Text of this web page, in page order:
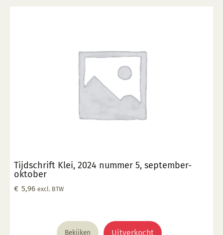
Tijdschrift Klei, 2024 nummer 5, september-
oktober
€ 5,96 excl. BTW
Bekijken Uitverkocht